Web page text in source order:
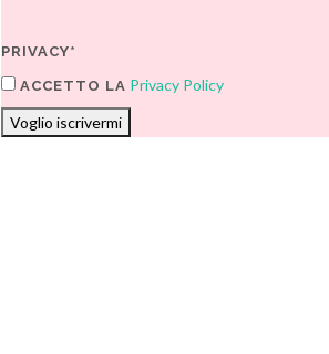
PRIVACY*
ACCETTO LA Privacy Policy
Voglio iscrivermi